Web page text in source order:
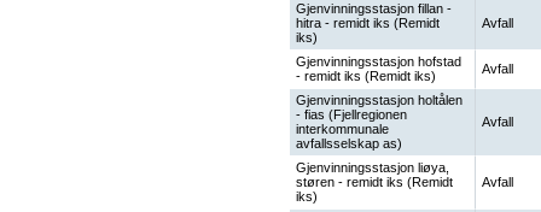
Gjenvinningsstasjon fillan -
hitra - remidt iks (Remidt
iks)
Avfall
Gjenvinningsstasjon hofstad
- remidt iks (Remidt iks)
Avfall
Gjenvinningsstasjon holtålen
- fias (Fjellregionen
interkommunale
avfallsselskap as)
Avfall
Gjenvinningsstasjon liøya,
støren - remidt iks (Remidt
iks)
Avfall